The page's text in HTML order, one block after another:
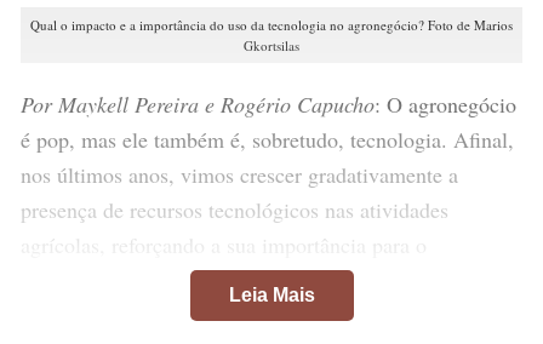
Qual o impacto e a importância do uso da tecnologia no agronegócio? Foto de Marios
Gkortsilas
Por Maykell Pereira e Rogério Capucho: O agronegócio
é pop, mas ele também é, sobretudo, tecnologia. Afinal,
nos últimos anos, vimos crescer gradativamente a
presença de recursos tecnológicos nas atividades
agrícolas, reforçando a sua importância para o
desempenho do segmento. Por sua vez, mais do que
enfatizar esse aspecto, é fundamental compreender a
Leia Mais